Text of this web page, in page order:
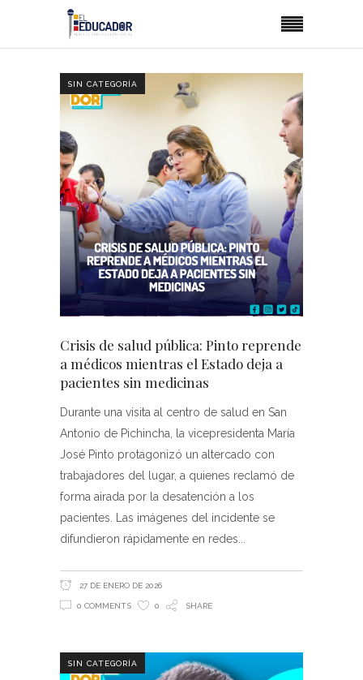
SIN CATEGORÍA
Crisis de salud pública: Pinto reprende
a médicos mientras el Estado deja a
pacientes sin medicinas
Durante una visita al centro de salud en San
Antonio de Pichincha, la vicepresidenta María
José Pinto protagonizó un altercado con
trabajadores del lugar, a quienes reclamó de
forma airada por la desatención a los
pacientes. Las imágenes del incidente se
difundieron rápidamente en redes
27 DE ENERO DE 2026
0 COMMENTS 0 SHARE
SIN CATEGORÍA